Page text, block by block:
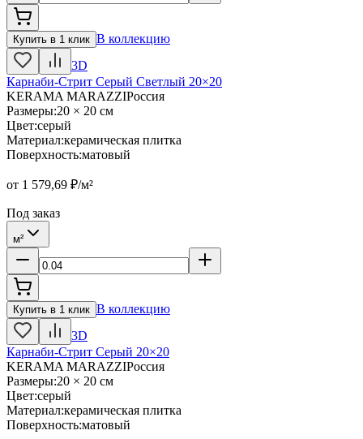
Купить в 1 клик В коллекцию
3D
Карнаби-Стрит Серый Светлый 20×20
KERAMA MARAZZIРоссия
Размеры:20 × 20 см
Цвет:серый
Материал:керамическая плитка
Поверхность:матовый
от 1 579,69 ₽/м²
Под заказ
м²
Купить в 1 клик В коллекцию
3D
Карнаби-Стрит Серый 20×20
KERAMA MARAZZIРоссия
Размеры:20 × 20 см
Цвет:серый
Материал:керамическая плитка
Поверхность:матовый